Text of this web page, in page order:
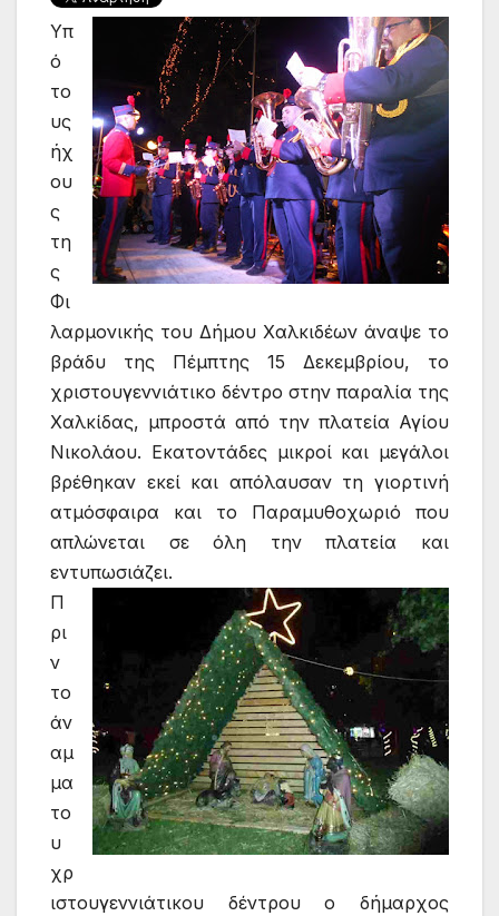
Υπ
ό
το
υς
ήχ
ου
ς
τη
ς
Φι
λαρμονικής του Δήμου Χαλκιδέων άναψε το
βράδυ της Πέμπτης 15 Δεκεμβρίου, το
χριστουγεννιάτικο δέντρο στην παραλία της
Χαλκίδας, μπροστά από την πλατεία Αγίου
Νικολάου. Εκατοντάδες μικροί και μεγάλοι
βρέθηκαν εκεί και απόλαυσαν τη γιορτινή
ατμόσφαιρα και το Παραμυθοχωριό που
απλώνεται σε όλη την πλατεία και
εντυπωσιάζει.
Π
ρι
ν
το
άν
αμ
μα
το
υ
χρ
ιστουγεννιάτικου δέντρου ο δήμαρχος